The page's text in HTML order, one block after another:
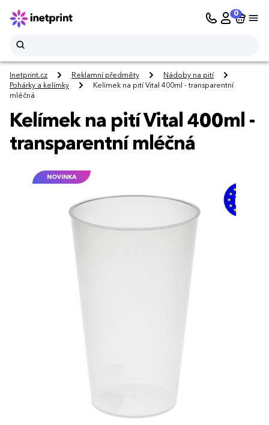
0
Inetprint.cz Reklamní předměty
Nádoby na pití
Pohárky a kelímky
Kelímek na pití Vital 400ml - transparentní
mléčná
Kelímek na pití Vital 400ml -
transparentní mléčná
NOVINKA